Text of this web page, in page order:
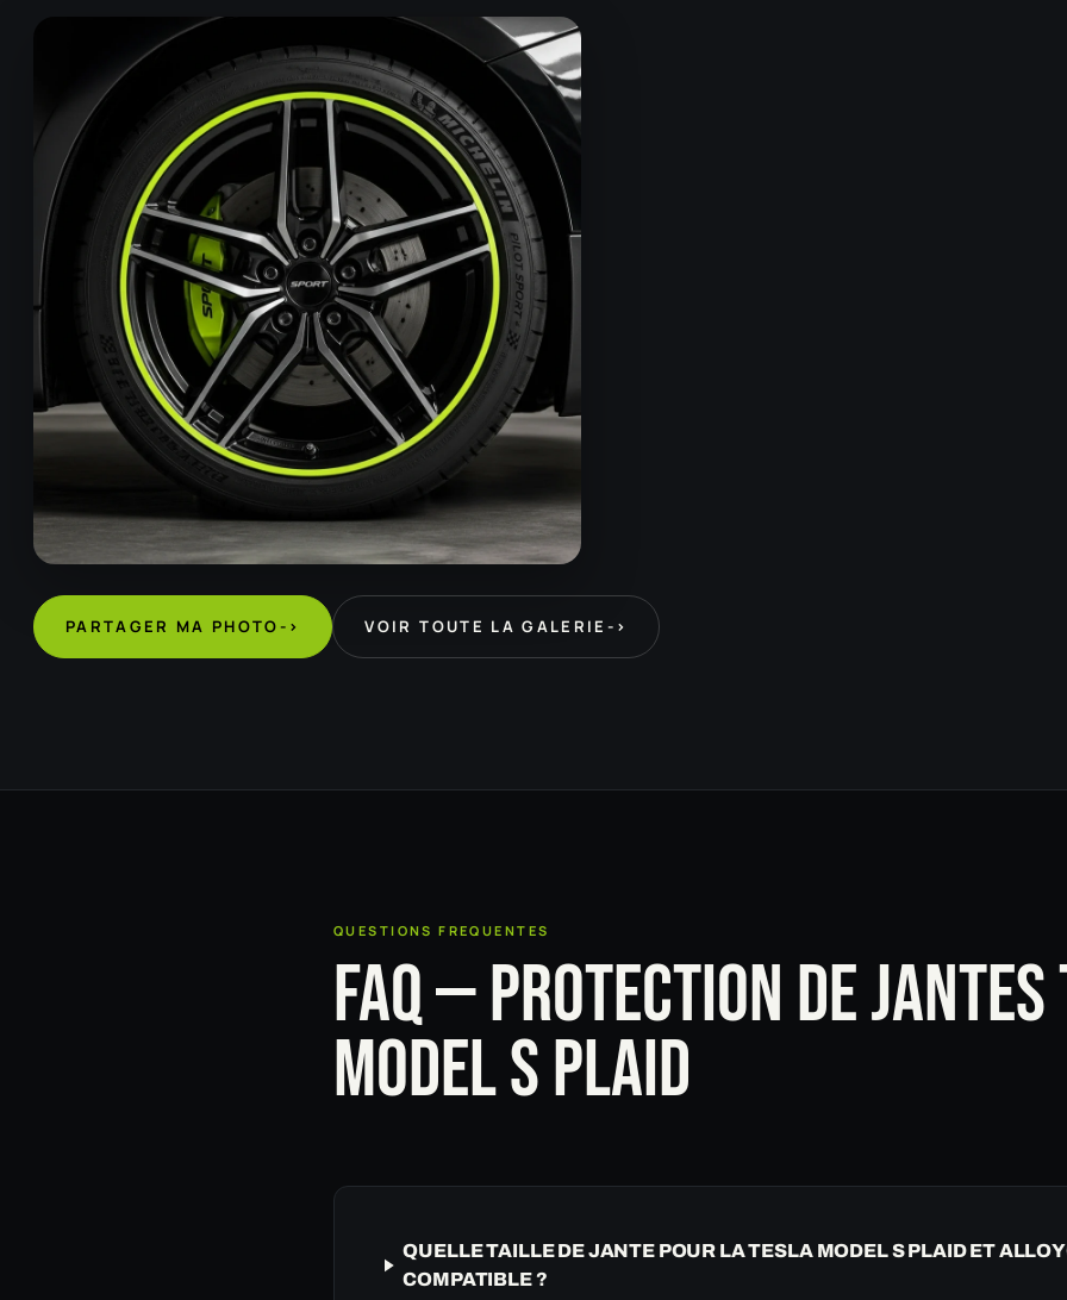
PARTAGER MA PHOTO-> VOIR TOUTE LA GALERIE ->
QUESTIONS FREQUENTES
FAQ — PROTECTION DE
MODEL S PLAID
QUELLE TAILLE DE JANTE POUR LA TESLA MODEL S PLAID ET
COMPATIBLE ?